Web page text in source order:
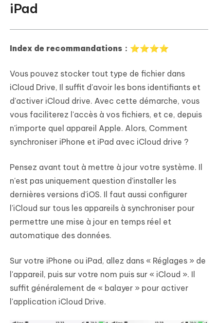
iPad
Index de recommandations：⭐⭐⭐⭐
Vous pouvez stocker tout type de fichier dans
iCloud Drive, Il suffit d'avoir les bons identifiants et
d'activer iCloud drive. Avec cette démarche, vous
vous faciliterez l'accès à vos fichiers, et ce, depuis
n'importe quel appareil Apple. Alors, Comment
synchroniser iPhone et iPad avec iCloud drive ?
Pensez avant tout à mettre à jour votre système. Il
n'est pas uniquement question d'installer les
dernières versions d'iOS. Il faut aussi configurer
l'iCloud sur tous les appareils à synchroniser pour
permettre une mise à jour en temps réel et
automatique des données.
Sur votre iPhone ou iPad, allez dans « Réglages » de
l'appareil, puis sur votre nom puis sur « iCloud ». Il
suffit généralement de « balayer » pour activer
l'application iCloud Drive.